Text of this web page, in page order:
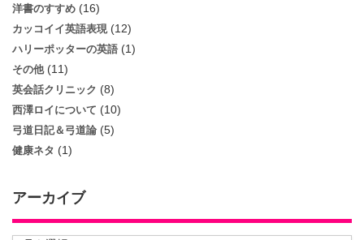
洋書のすすめ (16)
カッコイイ英語表現 (12)
ハリーポッターの英語 (1)
その他(11)
英会話クリニック (8)
西澤ロイについて (10)
弓道日記＆弓道論 (5)
健康ネタ (1)
アーカイブ